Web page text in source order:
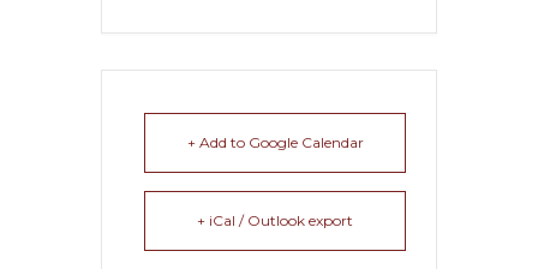
+ Add to Google Calendar
+ iCal / Outlook export